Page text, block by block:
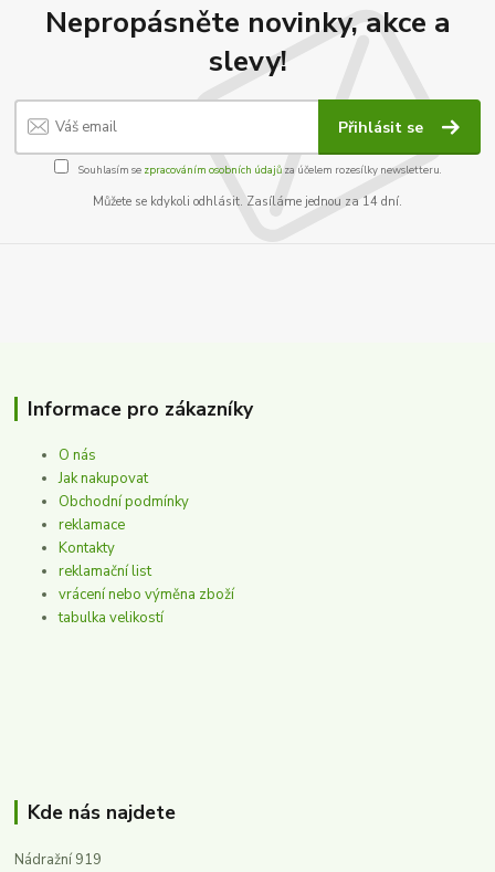
Nepropásněte novinky, akce a
slevy!
Přihlásit se
Souhlasím se zpracováním osobních údajůza účelem rozesílky newsletteru.
Můžete se kdykoli odhlásit. Zasíláme jednou za 14 dní.
Informace pro zákazníky
O nás
Jak nakupovat
Obchodní podmínky
reklamace
Kontakty
reklamační list
vrácení nebo výměna zboží
tabulka velikostí
Kde nás najdete
Nádražní 919